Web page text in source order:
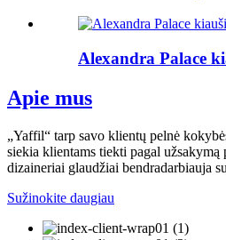
Alexandra Palace
Apie mus
„Yaffil“ tarp savo klientų pelnė
siekia klientams tiekti pagal
dizaineriai glaudžiai bendradarbiauja
Sužinokite daugiau